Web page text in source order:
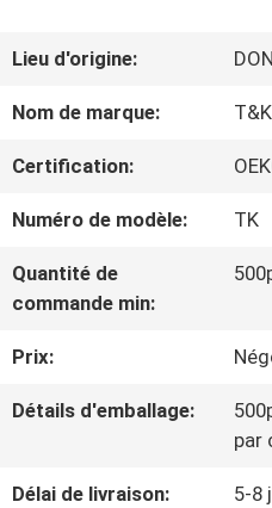
PROPOS
DE
NOUS
VISITE
D'USINE
CONTRÔLE
DE
LA
Lieu d'origine:
Nom de marque: T&K
Certification:
Numéro de modèle: TK
Quantité de
commande min:
Prix:
Détails d'emballage:
par
Délai de livraison: 5-8